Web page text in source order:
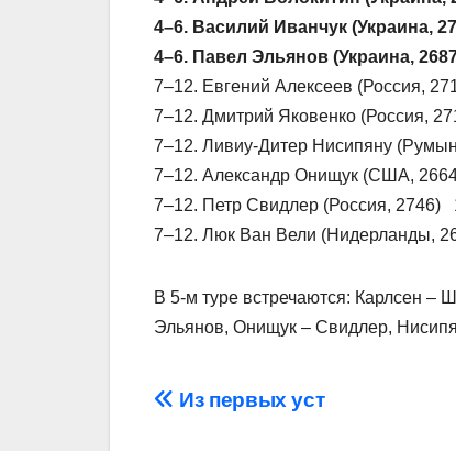
4–6. Василий Иванчук (Украина,
4–6. Павел Эльянов (Украина,
7–12. Евгений Алексеев (Россия,
7–12. Дмитрий Яковенко (Россия,
7–12. Ливиу-Дитер Нисипяну
7–12. Александр Онищук (США,
7–12. Петр Свидлер (Россия, 2746)
7–12. Люк Ван Вели (Нидерланды,
В 5-м туре встречаются: Карлсен –
Эльянов, Онищук – Свидлер,
Навігація
Из первых уст